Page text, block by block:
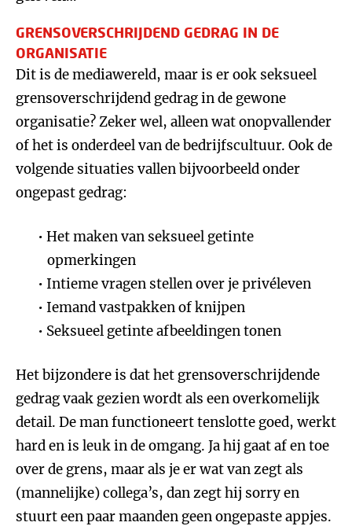
GRENSOVERSCHRIJDEND GEDRAG IN DE
ORGANISATIE
Dit is de mediawereld, maar is er ook seksueel
grensoverschrijdend gedrag in de gewone
organisatie? Zeker wel, alleen wat onopvallender
of het is onderdeel van de bedrijfscultuur. Ook de
volgende situaties vallen bijvoorbeeld onder
ongepast gedrag:
Het maken van seksueel getinte
opmerkingen
Intieme vragen stellen over je privéleven
Iemand vastpakken of knijpen
Seksueel getinte afbeeldingen tonen
Het bijzondere is dat het grensoverschrijdende
gedrag vaak gezien wordt als een overkomelijk
detail. De man functioneert tenslotte goed, werkt
hard en is leuk in de omgang. Ja hij gaat af en toe
over de grens, maar als je er wat van zegt als
(mannelijke) collega’s, dan zegt hij sorry en
stuurt een paar maanden geen ongepaste appjes.